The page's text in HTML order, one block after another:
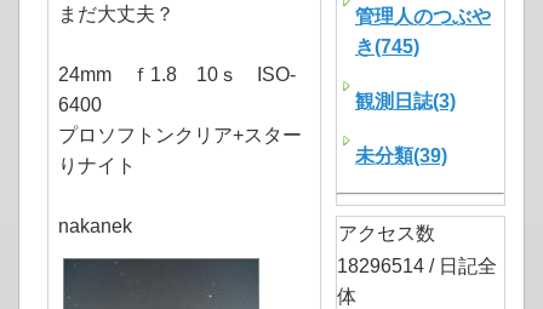
まだ大丈夫？
24mm ｆ1.8 10ｓ ISO-
6400
プロソフトンクリア+スター
りナイト
nakanek
管理人のつぶや
き(745)
観測日誌(3)
未分類(39)
アクセス数
18296514 / 日記全
体